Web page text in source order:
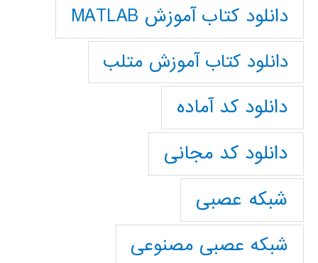
دانلود کتاب آموزش MATLAB
دانلود کتاب آموزش متلب
دانلود کد آماده
دانلود کد مجانی
شبکه عصبی
شبکه عصبی مصنوعی